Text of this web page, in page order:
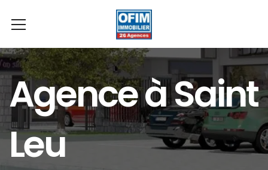
Agence à Saint
Leu